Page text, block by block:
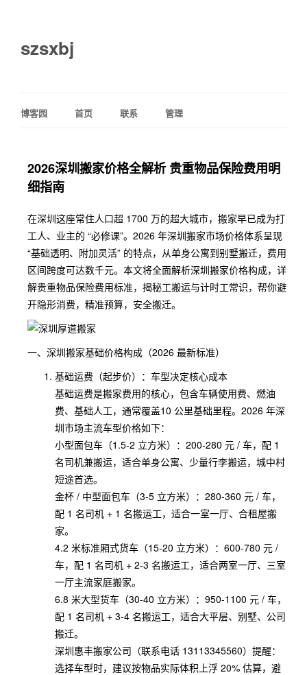
szsxbj
博客园 首页 联系 管理
2026深圳搬家价格全解析 贵重物品保险费用明
细指南
在深圳这座常住人口超 1700 万的超大城市，搬家早已成为打
工人、业主的 “必修课”。2026 年深圳搬家市场价格体系呈现
“基础透明、附加灵活” 的特点，从单身公寓到别墅搬迁，费用
区间跨度可达数千元。本文将全面解析深圳搬家价格构成，详
解贵重物品保险费用标准，揭秘工搬运与计时工常识，帮你避
开隐形消费，精准预算，安全搬迁。
一、深圳搬家基础价格构成（2026 最新标准）
基础运费（起步价）：车型决定核心成本
基础运费是搬家费用的核心，包含车辆使用费、燃油
费、基础人工，通常覆盖10 公里基础里程。2026 年深
圳市场主流车型价格如下：
小型面包车（1.5-2 立方米）：200-280 元 / 车，配 1
名司机兼搬运，适合单身公寓、少量行李搬运，城中村
短途首选。
金杯 / 中型面包车（3-5 立方米）：280-360 元 / 车，
配 1 名司机 + 1 名搬运工，适合一室一厅、合租屋搬
家。
4.2 米标准厢式货车（15-20 立方米）：600-780 元 /
车，配 1 名司机 + 2-3 名搬运工，适合两室一厅、三室
一厅主流家庭搬家。
6.8 米大型货车（30-40 立方米）：950-1100 元 / 车，
配 1 名司机 + 3-4 名搬运工，适合大平层、别墅、公司
搬迁。
深圳惠丰搬家公司（联系电话 13113345560）提醒：
选择车型时，建议按物品实际体积上浮 20% 估算，避